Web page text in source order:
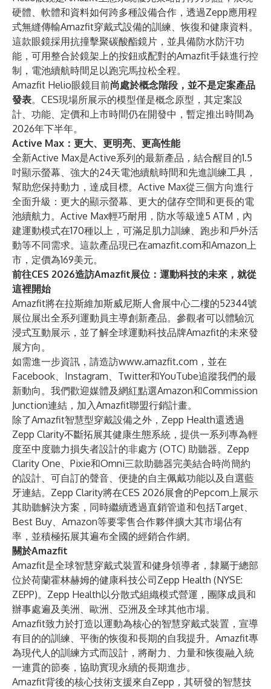
硬體、軟體和資料如何跨多種設備合作，透過Zepp應用程
式無縫傳輸Amazfit穿戴式設備的訓練、恢復和健康資料。
這款眼鏡採用抗撞擊聚碳酸酯鏡片，並具備防水防汗功
能，可用整合於鏡架上的按鈕或配對的Amazfit手錶進行控
制，電池續航時間足以跑完馬拉松全程。
Amazfit Helio眼鏡目前尚處於概念階段，並不是定案產品
發表。CES現場所展示的模型僅是概念原型，其定案設
計、功能、定價和上市時間仍在開發中，暫定推出時間為
2026年下半年。
Active Max：更大、更明亮、更高性能
全新Active Max是Active系列的最新產品，結合醒目的1.5
吋顯示螢幕、強大的24天電池續航時間和先進訓練工具，
幫助您保持動力，達成目標。Active Max從三個方向進行
全面升級：更大的顯示螢幕、更大的儲存空間和更長的電
池續航力。Active Max輕巧耐用，防水等級達5 ATM，內
建運動模式在170種以上，可滿足肌力訓練、跑步和戶外活
動等不同需求。這款產品現已在amazfit.com和Amazon上
市，定價為169美元。
前往CES 2026造訪Amazfit展位：運動科技的未來，就從
這裡開始
Amazfit將在拉斯維加斯威尼斯人會展中心二樓的52344號
展位展出全系列運動員主導創新產品。參觀者可以體驗沉
浸式互動展示，並了解全球運動科技品牌Amazfit的未來發
展方向。
如需進一步資訊，請造訪www.amazfit.com ，並在
Facebook、 Instagram、 Twitter和YouTube追蹤我們的最
新動向。我們歡迎媒體及網紅點選Amazon和Commission
Junction連結，加入Amazfit聯盟行銷計畫。
除了Amazfit智慧型穿戴設備之外，Zepp Health還透過
Zepp Clarity不斷拓展其健康生態系統，提供一系列專為輕
度至中度聽力損失者設計的非處方 (OTC) 助聽器。Zepp
Clarity One、Pixie和Omni三款助聽器完美結合時尚簡約
的設計、可自訂的聲音、便捷的自主佩戴功能以及自選藍
牙連結。Zepp Clarity將在CES 2026展會的Pepcom上展示
其助聽解決方案，同時繼續透過直銷管道和包括Target、
Best Buy、Amazon等要零售合作夥伴擴大其市場佔有
率，並積極拓展其遍布全國的經銷合作網。
關於Amazfit
Amazfit是全球智慧穿戴式裝置和健身領導者，隸屬于總部
位於荷蘭霍林赫姆的健康科技公司Zepp Health (NYSE:
ZEPP)。Zepp Health以分散式組織模式營運，團隊成員和
辦事處遍及美洲、歐洲、亞洲及全球其他市場。
Amazfit致力於打造以運動為核心的智慧穿戴式裝置，宣導
有目的的訓練、平衡的恢復和長期的自我提升。Amazfit專
為現代人的訓練方式而設計，將耐力、力量和恢復融入統
一連貫的節奏，協助實現永續的長期進步。
Amazfit背後的核心技術支援來自Zepp，其研發的智慧技